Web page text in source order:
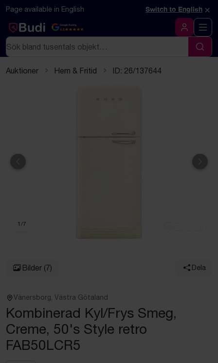
Hoppa till innehåll
Textbaserad (markdown) version av denna sida
Page available in English Switch to English ×
Google Rating
4.5
Logga in
Sök
Sök
Auktioner Hem & Fritid ID: 26/137644
Föregående
1 /7
Bilder (7) Dela
Vänersborg, Västra Götaland
Kombinerad Kyl/Frys Smeg,
Creme, 50's Style retro
FAB50LCR5